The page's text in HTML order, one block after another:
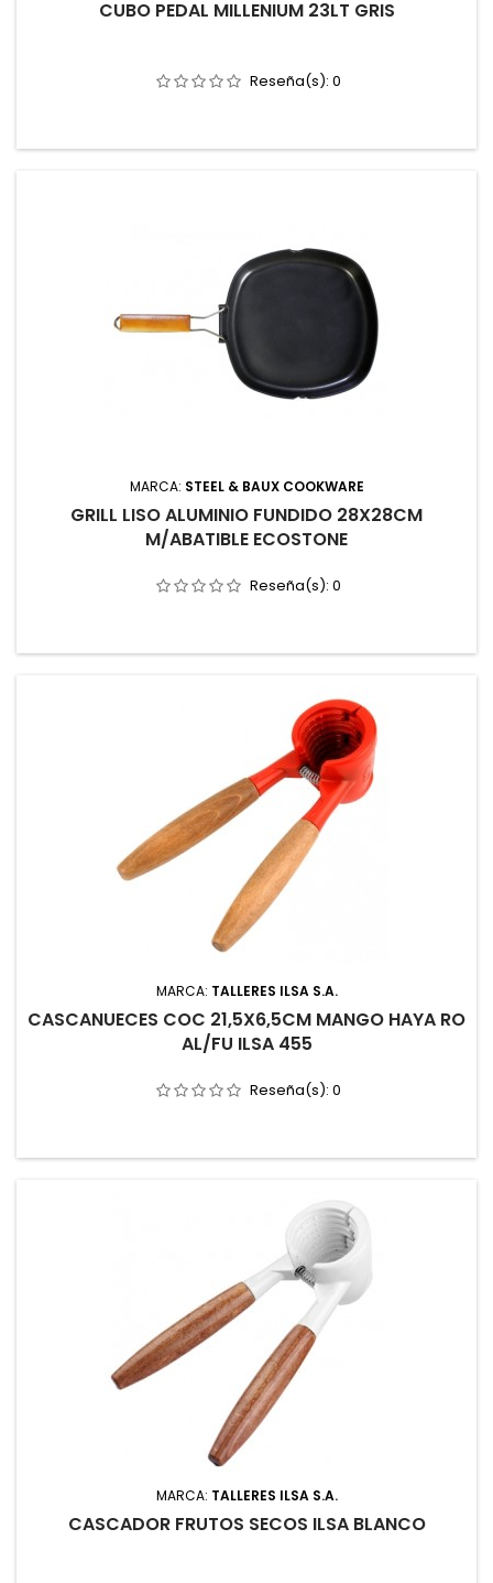
CUBO PEDAL MILLENIUM 23LT GRIS
Reseña(s): 0
MARCA: STEEL & BAUX COOKWARE
GRILL LISO ALUMINIO FUNDIDO 28X28CM
M/ABATIBLE ECOSTONE
Reseña(s): 0
MARCA: TALLERES ILSA S.A.
CASCANUECES COC 21,5X6,5CM MANGO HAYA RO
AL/FU ILSA 455
Reseña(s): 0
MARCA: TALLERES ILSA S.A.
CASCADOR FRUTOS SECOS ILSA BLANCO